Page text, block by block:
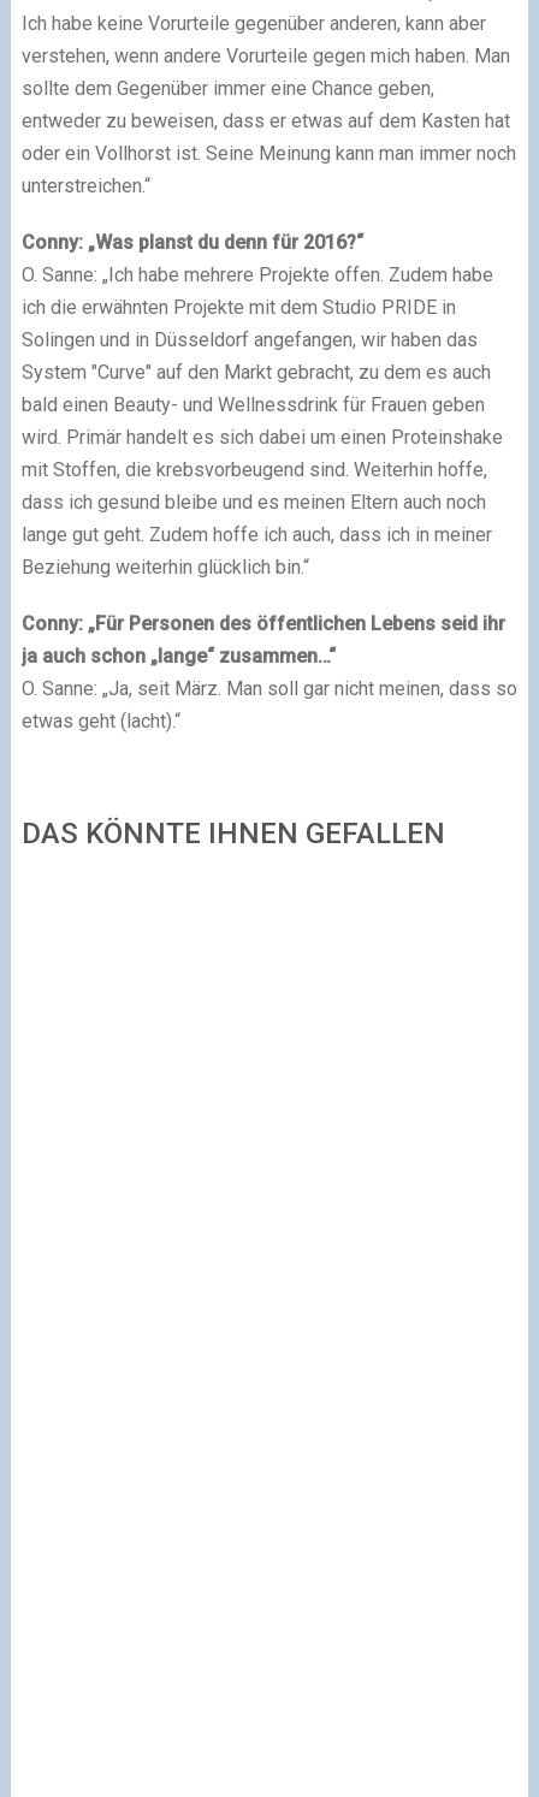
Ich habe keine Vorurteile gegenüber anderen, kann aber
verstehen, wenn andere Vorurteile gegen mich haben. Man
sollte dem Gegenüber immer eine Chance geben,
entweder zu beweisen, dass er etwas auf dem Kasten hat
oder ein Vollhorst ist. Seine Meinung kann man immer noch
unterstreichen.“
Conny: „Was planst du denn für 2016?“
O. Sanne: „Ich habe mehrere Projekte offen. Zudem habe
ich die erwähnten Projekte mit dem Studio PRIDE in
Solingen und in Düsseldorf angefangen, wir haben das
System "Curve" auf den Markt gebracht, zu dem es auch
bald einen Beauty- und Wellnessdrink für Frauen geben
wird. Primär handelt es sich dabei um einen Proteinshake
mit Stoffen, die krebsvorbeugend sind. Weiterhin hoffe,
dass ich gesund bleibe und es meinen Eltern auch noch
lange gut geht. Zudem hoffe ich auch, dass ich in meiner
Beziehung weiterhin glücklich bin.“
Conny: „Für Personen des öffentlichen Lebens seid ihr
ja auch schon „lange“ zusammen…“
O. Sanne: „Ja, seit März. Man soll gar nicht meinen, dass so
etwas geht (lacht).“
DAS KÖNNTE IHNEN GEFALLEN